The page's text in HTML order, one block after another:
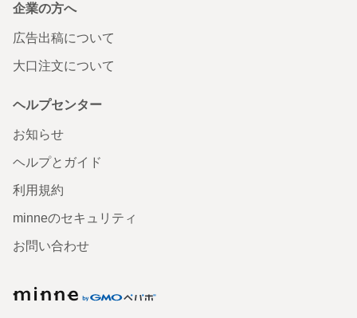
企業の方へ
広告出稿について
大口注文について
ヘルプセンター
お知らせ
ヘルプとガイド
利用規約
minneのセキュリティ
お問い合わせ